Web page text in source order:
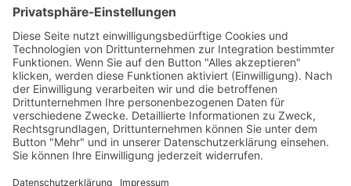
Zu uns
Unser Team
Arbeiten bei Innovation Salzburg
Anfahrt
Die Innovation Salzburg GmbH ist ein Unternehmen von